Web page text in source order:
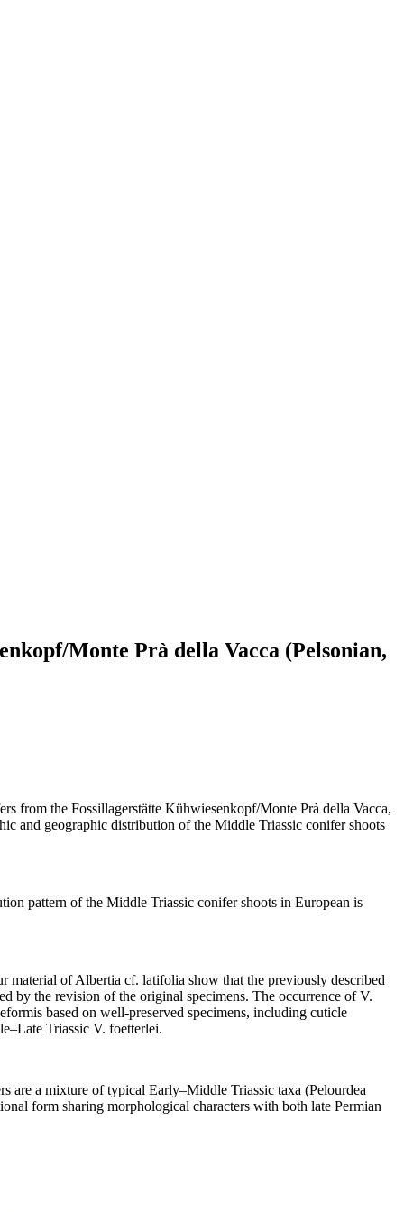
Monte Prà della Vacca (Pelsonian,
from the Fossillagerstätte Kühwiesenkopf/Monte Prà della Vacca,
and geographic distribution of the Middle Triassic conifer shoots
pattern of the Middle Triassic conifer shoots in European is
material ofAlbertia cf. latifolia show that the previously described
by the revision of the original specimens. The occurrence ofV.
based on well-preserved specimens, including cuticle
–Late Triassic V. foetterlei.
are a mixture of typical Early–Middle Triassic taxa (Pelourdea
form sharing morphological characters with both late Permian